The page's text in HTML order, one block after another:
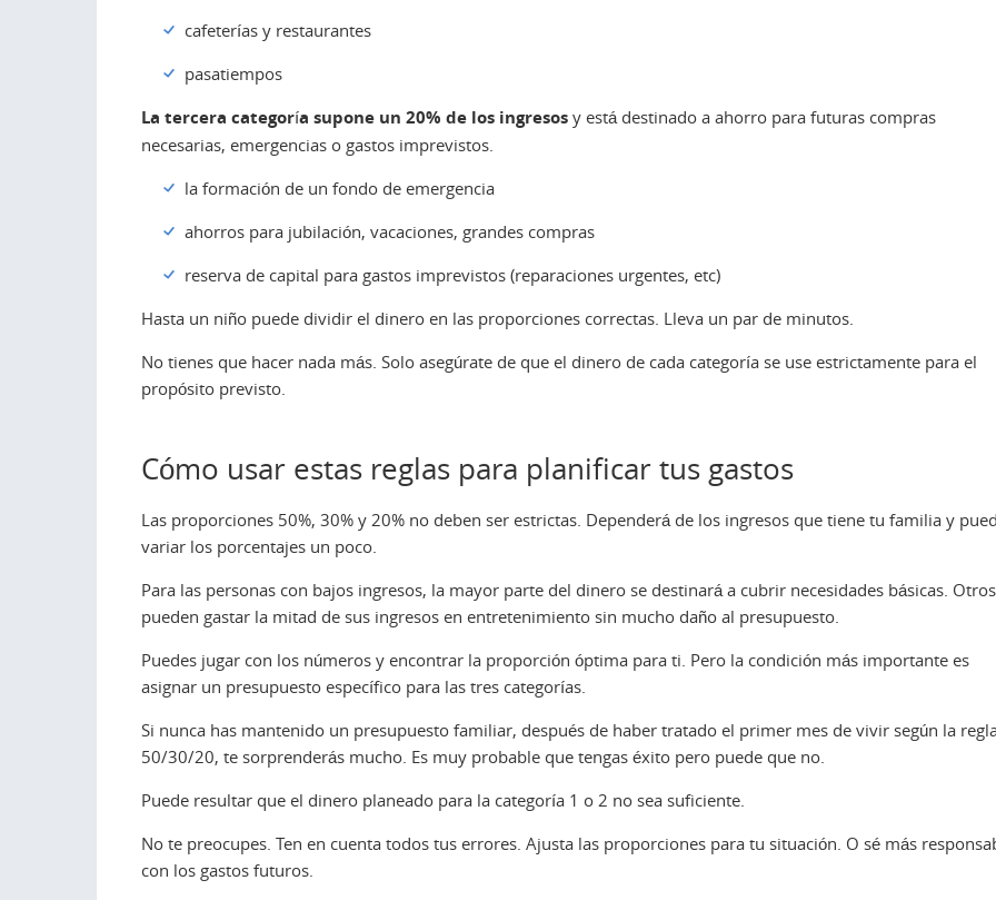
cafeterías y restaurantes
pasatiempos
La tercera categoría supone un 20% de los ingresos y está destinado a ahorro para futuras compras
necesarias, emergencias o gastos imprevistos.
la formación de un fondo de emergencia
ahorros para jubilación, vacaciones, grandes compras
reserva de capital para gastos imprevistos (reparaciones urgentes, etc)
Hasta un niño puede dividir el dinero en las proporciones correctas. Lleva un par de minutos.
No tienes que hacer nada más. Solo asegúrate de que el dinero de cada categoría se use estrictamente para el
propósito previsto.
Cómo usar estas reglas para planificar tus gastos
Las proporciones 50%, 30% y 20% no deben ser estrictas. Dependerá de los ingresos que tiene tu familia y
variar los porcentajes un poco.
Para las personas con bajos ingresos, la mayor parte del dinero se destinará a cubrir necesidades básicas. Otros
pueden gastar la mitad de sus ingresos en entretenimiento sin mucho daño al presupuesto.
Puedes jugar con los números y encontrar la proporción óptima para ti. Pero la condición más importante es
asignar un presupuesto específico para las tres categorías.
Si nunca has mantenido un presupuesto familiar, después de haber tratado el primer mes de vivir según la
50/30/20, te sorprenderás mucho. Es muy probable que tengas éxito pero puede que no.
Puede resultar que el dinero planeado para la categoría 1 o 2 no sea suficiente.
No te preocupes. Ten en cuenta todos tus errores. Ajusta las proporciones para tu situación. O sé más
con los gastos futuros.